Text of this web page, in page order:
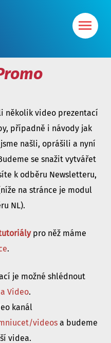
několik video prezentací
případně i návody jak
našli, oprášili a nyní
se snažit vytvářet
k odběru Newsletteru,
na stránce je modul
NL).
pro něž máme
.
je možné shlédnout
Video.
kanál
videos a budeme
videa.